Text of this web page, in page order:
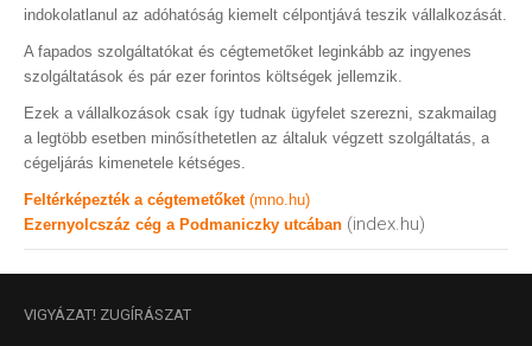
indokolatlanul az adóhatóság kiemelt célpontjává teszik vállalkozását.
A fapados szolgáltatókat és cégtemetőket leginkább az ingyenes
szolgáltatások és pár ezer forintos költségek jellemzik.
Ezek a vállalkozások csak így tudnak ügyfelet szerezni, szakmailag
a legtöbb esetben minősíthetetlen az általuk végzett szolgáltatás, a
cégeljárás kimenetele kétséges.
Feltérképezték a cégtemetőket (mno.hu)
Ezernyolcszáz cég a Podmaniczky utcában (index.hu)
VIGYÁZAT! ZUGÍRÁSZAT